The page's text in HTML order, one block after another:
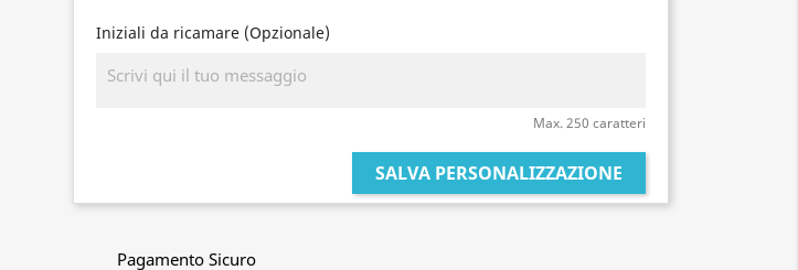
Iniziali da ricamare (Opzionale)
Max. 250 caratteri
SALVA PERSONALIZZAZIONE
Pagamento Sicuro